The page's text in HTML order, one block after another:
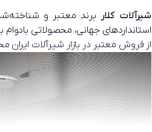
شیرآلات کلار برند معتبر و
استانداردهای جهانی، محصولاتی
از فروش معتبر در بازار شیرآلات